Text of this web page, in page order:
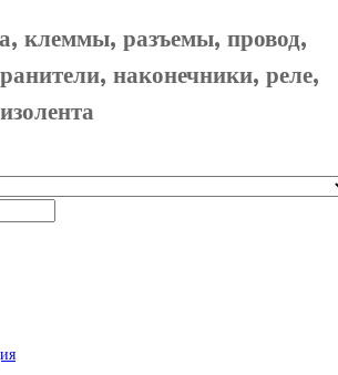
клеммы, разъемы, провод,
наконечники, реле,